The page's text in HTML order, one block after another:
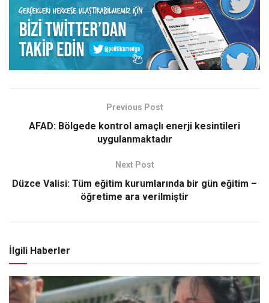
Previous Post
AFAD: Bölgede kontrol amaçlı enerji kesintileri
uygulanmaktadır
Next Post
Düzce Valisi: Tüm eğitim kurumlarında bir gün eğitim –
öğretime ara verilmiştir
İlgili Haberler